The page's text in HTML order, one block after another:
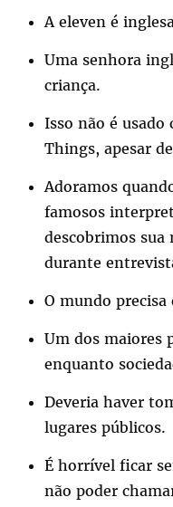
A eleven é
Uma senhora
criança.
Isso não é
Things, apesar
Adoramos
famosos
descobrimos
durante
O mundo precisa
Um dos maiores
enquanto
Deveria haver
lugares públicos.
É horrível ficar
não poder